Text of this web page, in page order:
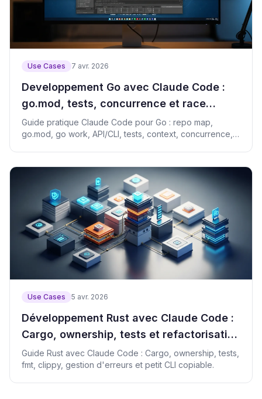
Use Cases 7 avr. 2026
Developpement Go avec Claude Code :
go.mod, tests, concurrence et race
detector
Guide pratique Claude Code pour Go : repo map,
go.mod, go work, API/CLI, tests, context, concurrence,
Use Cases 5 avr. 2026
Développement Rust avec Claude Code :
Cargo, ownership, tests et refactorisation
CLI
Guide Rust avec Claude Code : Cargo, ownership, tests,
fmt, clippy, gestion d'erreurs et petit CLI copiable.